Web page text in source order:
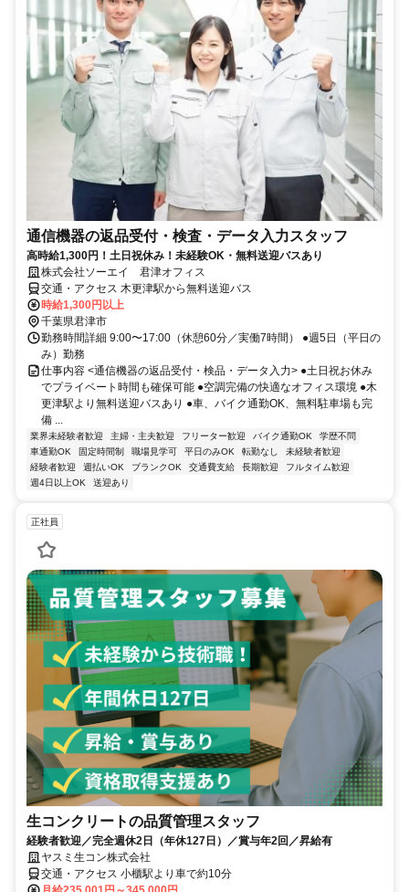
通信機器の返品受付・検査・データ入力スタッフ
高時給1,300円！土日祝休み！未経験OK・無料送迎バスあり
株式会社ソーエイ 君津オフィス
交通・アクセス 木更津駅から無料送迎バス
時給1,300円以上
千葉県君津市
勤務時間詳細 9:00〜17:00（休憩60分／実働7時間） ●週5日（平日の
み）勤務
仕事内容 <通信機器の返品受付・検品・データ入力> ●土日祝お休み
でプライベート時間も確保可能 ●空調完備の快適なオフィス環境 ●木
更津駅より無料送迎バスあり ●車、バイク通勤OK、無料駐車場も完
備 ...
業界未経験者歓迎 主婦・主夫歓迎 フリーター歓迎 バイク通勤OK
学歴不問
車通勤OK
固定時間制 職場見学可 平日のみOK 転勤なし
未経験者歓迎
経験者歓迎
週払いOK ブランクOK 交通費支給 長期歓迎
フルタイム歓迎
週4日以上OK
送迎あり
正社員
生コンクリートの品質管理スタッフ
経験者歓迎／完全週休2日（年休127日）／賞与年2回／昇給有
ヤスミ生コン株式会社
交通・アクセス 小櫃駅より車で約10分